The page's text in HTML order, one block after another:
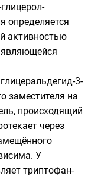
определяется
активностью
являющейся
3-
заместителя на
происходящий
через
У
триптофан-